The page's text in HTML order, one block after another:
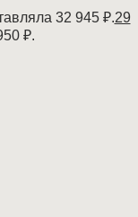
32 945 ₽.29
₽.